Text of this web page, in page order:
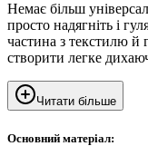
Немає більш
просто надягніть і
частина з текстилю й
створити легке
Читати більше
Основний матеріал: